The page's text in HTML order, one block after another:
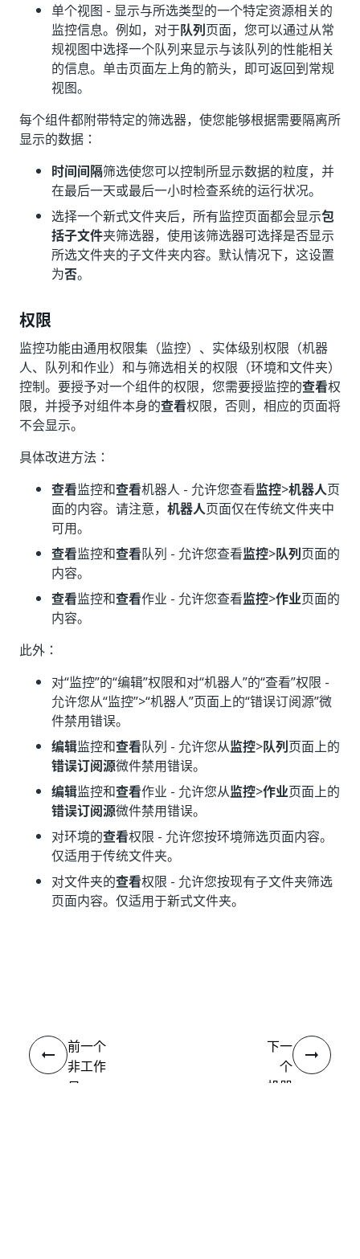
单个视图 - 显示与所选类型的一个特定资源相关的
监控信息。例如，对于队列页面，您可以通过从常
规视图中选择一个队列来显示与该队列的性能相关
的信息。单击页面左上角的箭头，即可返回到常规
视图。
每个组件都附带特定的筛选器，使您能够根据需要隔离所
显示的数据：
时间间隔筛选使您可以控制所显示数据的粒度，并
在最后一天或最后一小时检查系统的运行状况。
选择一个新式文件夹后，所有监控页面都会显示包
括子文件夹筛选器，使用该筛选器可选择是否显示
所选文件夹的子文件夹内容。默认情况下，这设置
为否。
权限
监控功能由通用权限集（监控）、实体级别权限（机器
人、队列和作业）和与筛选相关的权限（环境和文件夹）
控制。要授予对一个组件的权限，您需要授监控的查看权
限，并授予对组件本身的查看权限，否则，相应的页面将
不会显示。
具体改进方法：
查看监控和查看机器人 - 允许您查看监控>机器人页
面的内容。请注意， 机器人页面仅在传统文件夹中
可用。
查看监控和查看队列 - 允许您查看监控>队列页面的
内容。
查看监控和查看作业 - 允许您查看监控>作业页面的
内容。
此外：
对“监控”的“编辑”权限和对“机器人”的“查看”权限 -
允许您从“监控”>“机器人”页面上的“错误订阅源”微
件禁用错误。
编辑监控和查看队列 - 允许您从监控>队列页面上的
错误订阅源微件禁用错误。
编辑监控和查看作业 - 允许您从监控>作业页面上的
错误订阅源微件禁用错误。
对环境的查看权限 - 允许您按环境筛选页面内容。
仅适用于传统文件夹。
对文件夹的查看权限 - 允许您按现有子文件夹筛选
页面内容。仅适用于新式文件夹。
前一个
非工作
日
下一
个
机器